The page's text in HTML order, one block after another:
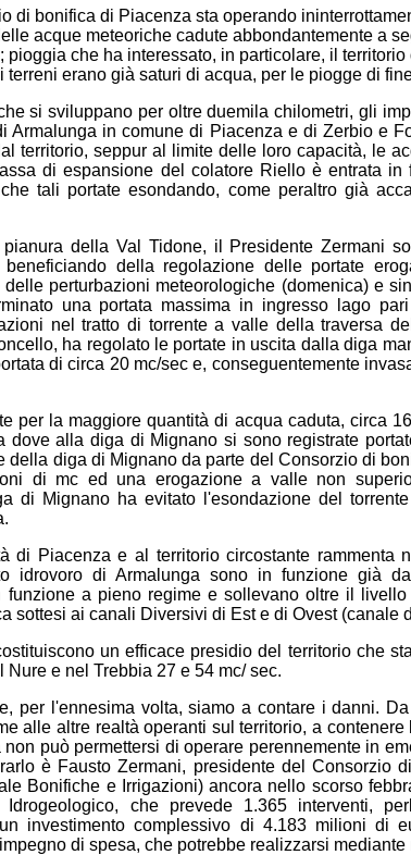
di bonifica di Piacenza sta operando
acque meteoriche cadute abbondantemente a
che ha interessato, in particolare, il
erano già saturi di acqua, per le piogge di
si sviluppano per oltre duemila chilometri, gli
Armalunga in comune di Piacenza e di Zerbio e
territorio, seppur al limite delle loro capacità, le
di espansione del colatore Riello è entrata in
tali portate esondando, come peraltro già
della Val Tidone, il Presidente Zermani
della regolazione delle portate
perturbazioni meteorologiche (domenica) e
una portata massima in ingresso lago
nel tratto di torrente a valle della traversa
ha regolato le portate in uscita dalla diga
di circa 20 mc/sec e, conseguentemente
per la maggiore quantità di acqua caduta, circa
alla diga di Mignano si sono registrate
della diga di Mignano da parte del Consorzio di
di mc ed una erogazione a valle non
di Mignano ha evitato l'esondazione del
di Piacenza e al territorio circostante rammenta
idrovoro di Armalunga sono in funzione già
a pieno regime e sollevano oltre il
sottesi ai canali Diversivi di Est e di Ovest (canale
un efficace presidio del territorio che
e nel Trebbia 27 e 54 mc/ sec.
per l'ennesima volta, siamo a contare i danni.
alle altre realtà operanti sul territorio, a
può permettersi di operare perennemente in
è Fausto Zermani, presidente del Consorzio
Bonifiche e Irrigazioni) ancora nello scorso
che prevede 1.365 interventi,
investimento complessivo di 4.183 milioni di
di spesa, che potrebbe realizzarsi mediante